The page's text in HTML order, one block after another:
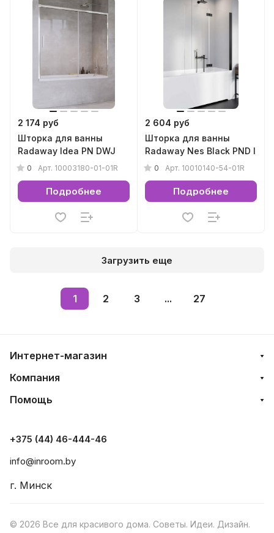
2 174 руб
Шторка для ванны
Radaway Idea PN DWJ
0 Арт. 10003180-01-01R
Подробнее
2 604 руб
Шторка для ванны
Radaway Nes Black PND I
0 Арт. 10010140-54-01R
Подробнее
Загрузить еще
1 2 3 ... 27
Интернет-магазин
Компания
Помощь
+375 (44) 46-444-46
info@inroom.by
г. Минск
© 2026 Все для красивого дома. Советы. Идеи. Дизайн.